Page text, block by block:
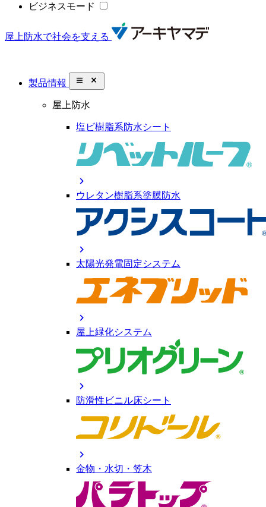
ビジネスモード
屋上防水で社会を支える
製品情報 close_small
屋上防水
塩ビ樹脂系防水シート
chevron_right
ウレタン樹脂系塗膜防水
chevron_right
太陽光発電固定システム
chevron_right
屋上緑化システム
chevron_right
防滑性ビニル床シート
chevron_right
金物・水切・笠木